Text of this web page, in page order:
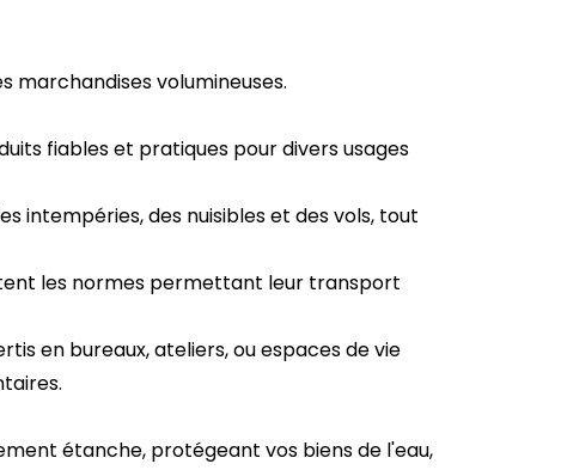
marchandises volumineuses.
fiables et pratiques pour divers usages
intempéries, des nuisibles et des vols, tout
les normes permettant leur transport
en bureaux, ateliers, ou espaces de vie
étanche, protégeant vos biens de l'eau,